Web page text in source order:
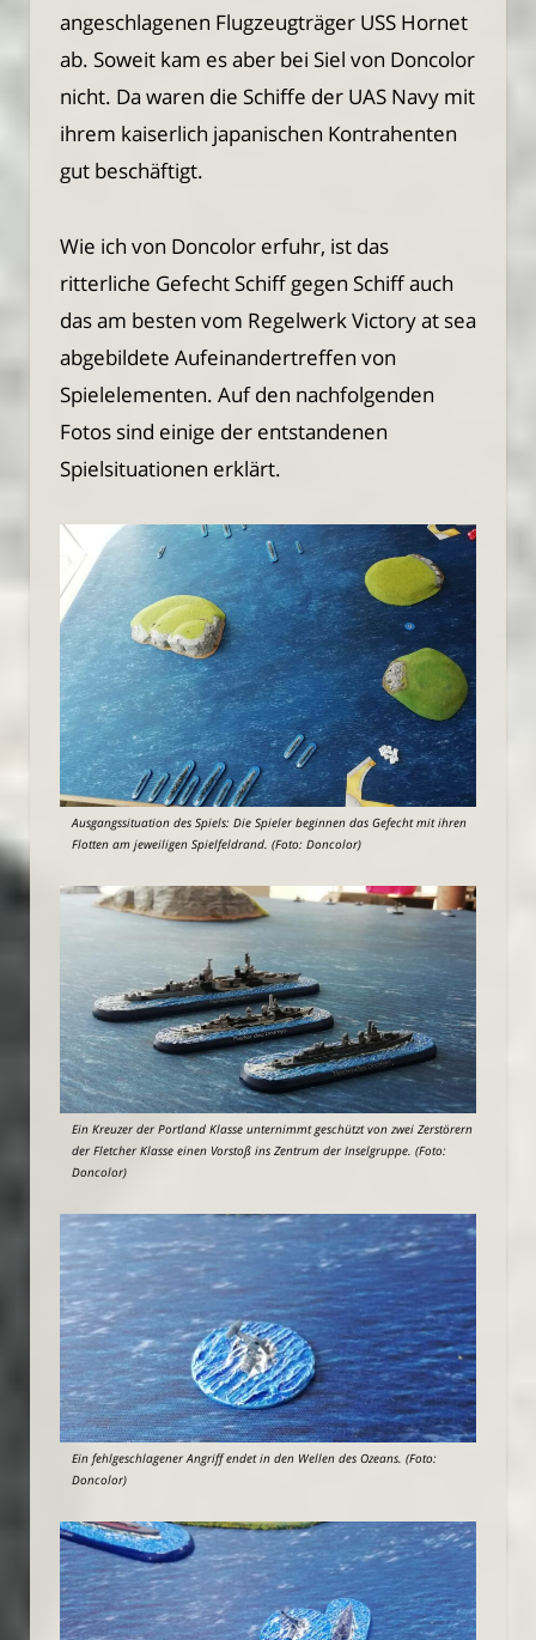
angeschlagenen Flugzeugträger USS Hornet
ab. Soweit kam es aber bei Siel von Doncolor
nicht. Da waren die Schiffe der UAS Navy mit
ihrem kaiserlich japanischen Kontrahenten
gut beschäftigt.
Wie ich von Doncolor erfuhr, ist das
ritterliche Gefecht Schiff gegen Schiff auch
das am besten vom Regelwerk Victory at sea
abgebildete Aufeinandertreffen von
Spielelementen. Auf den nachfolgenden
Fotos sind einige der entstandenen
Spielsituationen erklärt.
Ausgangssituation des Spiels: Die Spieler beginnen das Gefecht mit ihren
Flotten am jeweiligen Spielfeldrand. (Foto: Doncolor)
Ein Kreuzer der Portland Klasse unternimmt geschützt von zwei Zerstörern
der Fletcher Klasse einen Vorstoß ins Zentrum der Inselgruppe. (Foto:
Doncolor)
Ein fehlgeschlagener Angriff endet in den Wellen des Ozeans. (Foto:
Doncolor)